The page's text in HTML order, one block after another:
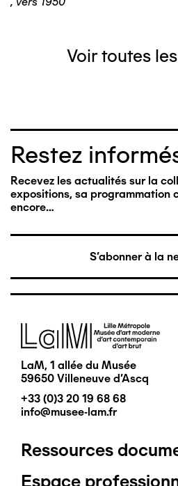
Voir toutes
Restez
Recevez les actualités sur la
expositions, sa programmation
encore…
S'abonner à la
Image
LaM, 1 allée du Musée
59650 Villeneuve d'Ascq
+33 (0)3 20 19 68 68
info@musee-lam.fr
Pied
Ressources
Espace